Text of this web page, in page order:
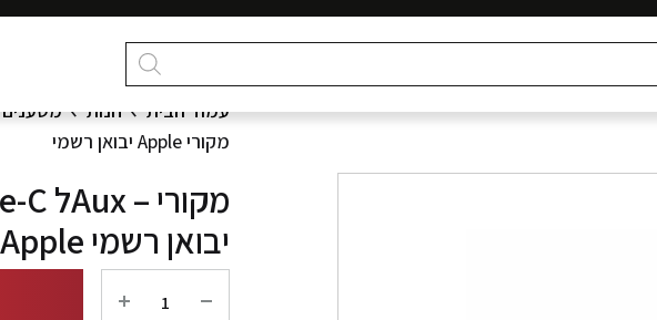
עמוד הבית חנות מטענים
מקורי Apple יבואן רשמי
Apple יבואן רשמי